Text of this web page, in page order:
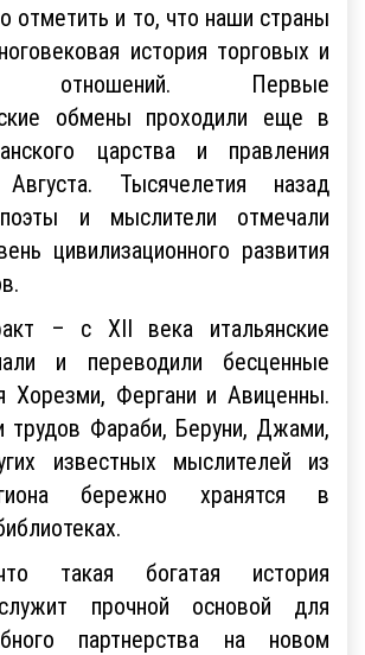
отметить и то, что наши страны
история торговых и
отношений. Первые
обмены проходили еще в
царства и правления
Августа. Тысячелетия назад
и мыслители отмечали
цивилизационного развития
– с XII века итальянские
и переводили бесценные
Хорезми, Фергани и Авиценны.
трудов Фараби, Беруни, Джами,
известных мыслителей из
бережно хранятся в
такая богатая история
прочной основой для
партнерства на новом